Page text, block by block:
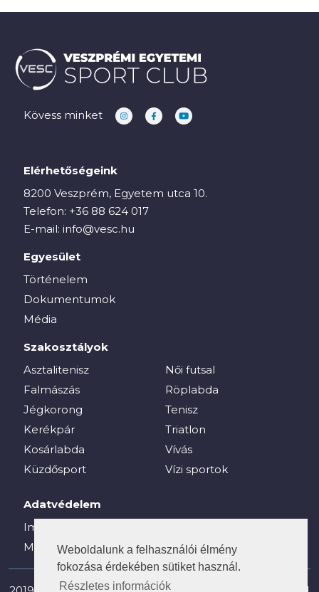
Weboldalunk a felhasználói élmény
fokozása érdekében sütiket használ.
Részletes információk
Kövess minket
Elérhetőségeink
8200 Veszprém, Egyetem utca 10.
Telefon: +36 88 624 017
E-mail: info@vesc.hu
Egyesület
Történelem
Dokumentumok
Média
Szakosztályok
Asztalitenisz
Falmászás
Jégkorong
Kerékpár
Kosárlabda
Küzdősport
Női futsal
Röplabda
Tenisz
Triatlon
Vívás
Vízi sportok
Adatvédelem
Impresszum
Média